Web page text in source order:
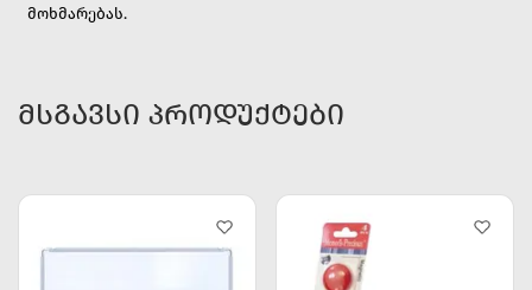
მოხმარებას.
ᲛᲡᲒᲐᲕᲡᲘ ᲞᲠᲝᲓᲣᲥᲢᲔᲑᲘ